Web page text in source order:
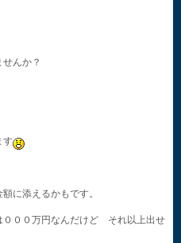
んか？
す
に添えるかもです。
００万円なんだけど それ以上出せ